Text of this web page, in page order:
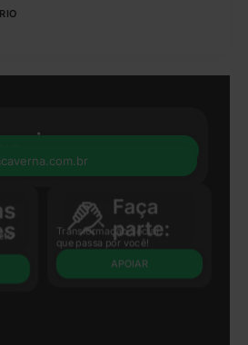
Transformação Social
que passa por você!
APOIAR